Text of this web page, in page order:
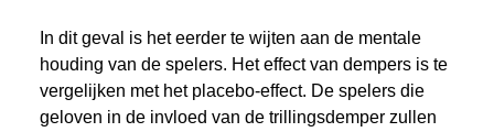
In dit geval is het eerder te wijten aan de mentale
houding van de spelers. Het effect van dempers is te
vergelijken met het placebo-effect. De spelers die
geloven in de invloed van de trillingsdemper zullen